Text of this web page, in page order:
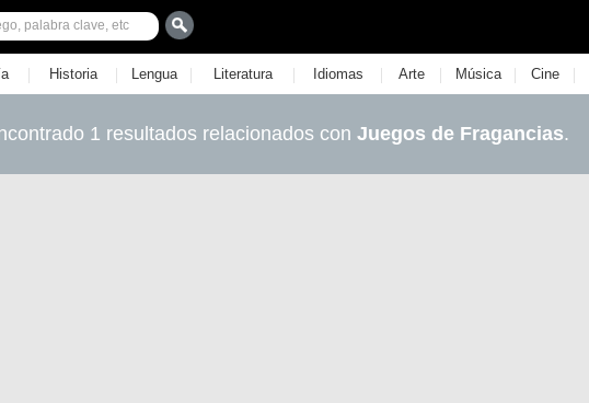
| Historia | Lengua | Literatura | Idiomas | Arte | Música | Cine |
1 resultados relacionados con Juegos de Fragancias.